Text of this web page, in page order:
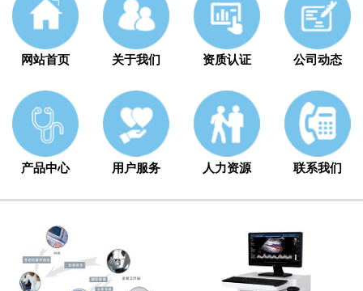
网站首页 关于我们 资质认证 公司动态
产品中心 用户服务 人力资源 联系我们